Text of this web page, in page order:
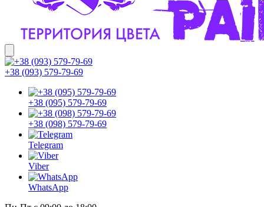
+38 (093) 579-79-69
+38 (095) 579-79-69
+38 (098) 579-79-69
Telegram
Viber
WhatsApp